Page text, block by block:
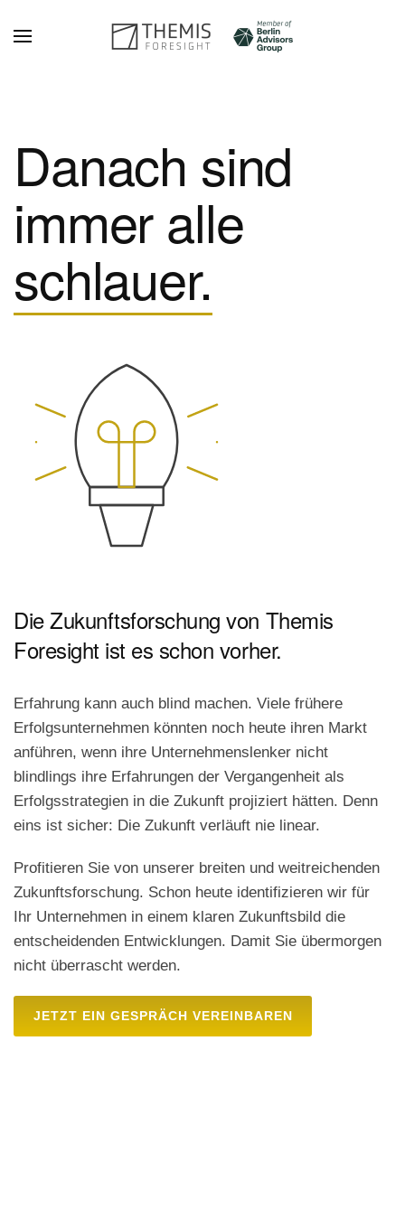
Zum Hauptinhalt springen
Danach sind
immer alle
schlauer.
Die Zukunftsforschung von Themis
Foresight ist es schon vorher.
Erfahrung kann auch blind machen. Viele frühere
Erfolgsunternehmen könnten noch heute ihren Markt
anführen, wenn ihre Unternehmenslenker nicht
blindlings ihre Erfahrungen der Vergangenheit als
Erfolgsstrategien in die Zukunft projiziert hätten. Denn
eins ist sicher: Die Zukunft verläuft nie linear.
Profitieren Sie von unserer breiten und weitreichenden
Zukunftsforschung. Schon heute identifizieren wir für
Ihr Unternehmen in einem klaren Zukunftsbild die
entscheidenden Entwicklungen. Damit Sie übermorgen
nicht überrascht werden.
JETZT EIN GESPRÄCH VEREINBAREN